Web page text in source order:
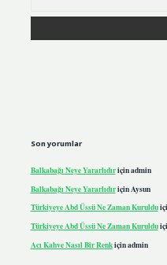
Son yorumlar
Balkabağı Neye Yararlıdıriçinadmin
Balkabağı Neye Yararlıdıriçin Aysun
Türkiyeye Abd Üssü Ne Zaman Kuruldu
Türkiyeye Abd Üssü Ne Zaman Kuruldu
Acı Kahve Nasıl Bir Renkiçinadmin